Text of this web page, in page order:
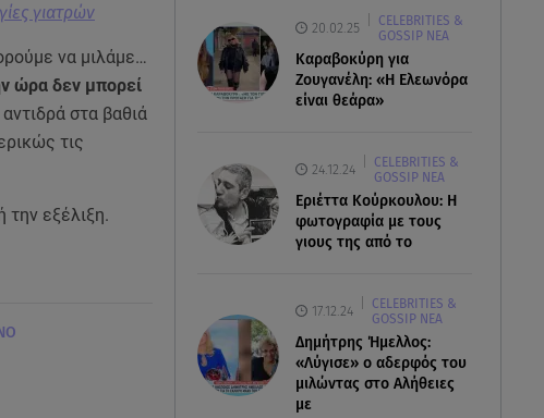
20.02.25
CELEBRITIES &
GOSSIP ΝΕΑ
Καραβοκύρη για
Ζουγανέλη: «Η Ελεωνόρα
είναι θεάρα»
24.12.24
CELEBRITIES &
GOSSIP ΝΕΑ
Εριέττα Κούρκουλου: Η
φωτογραφία με τους
γιους της από το
17.12.24
CELEBRITIES &
GOSSIP ΝΕΑ
Δημήτρης Ήμελλος:
«Λύγισε» ο αδερφός του
μιλώντας στο Αλήθειες
με
γιατρών
να μιλάμε…
ώρα δεν μπορεί
στα βαθιά
τις
την εξέλιξη.